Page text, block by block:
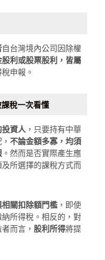
自台灣境內公司因除權
利或股票股利，皆屬
申報。
稅一次看懂
投資人 ，只要持有中華
不論金額多寡，均須
。然而是否實際產生應
所選擇的課稅方式而
關扣除額門檻 ，即使
所得稅。相反的，對
而言， 股利所得將提